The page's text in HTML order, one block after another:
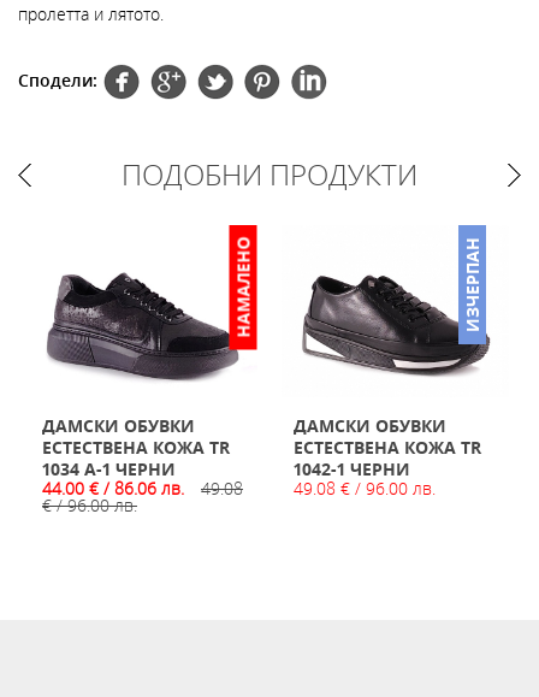
пролетта и лятото.
Сподели:
ПОДОБНИ ПРОДУКТИ
НАМАЛЕНО
ДАМСКИ ОБУВКИ
ЕСТЕСТВЕНА КОЖА TR
1034 A-1 ЧЕРНИ
44.00 € / 86.06 лв.
49.08
€ / 96.00 лв.
ИЗЧЕРПАН
ДАМСКИ ОБУВКИ
ЕСТЕСТВЕНА КОЖА TR
1042-1 ЧЕРНИ
49.08 € / 96.00 лв.